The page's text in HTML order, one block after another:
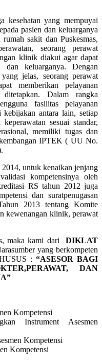
kesehatan yang mempuyai
pasien dan keluarganya
sakit dan Puskesmas,
seorang perawat
klinik diakui agar dapat
dan keluarganya. Dengan
jelas, seorang perawat
memberikan pelayanan
Dalam rangka
fasilitas pelayanan
kebijakan antara lain, setiap
sesuai standar,
memiliki tugas dan
IPTEK ( UU No.
untuk kenaikan jenjang
kompetensinya oleh
RS tahun 2012 juga
dan suratpenugasan
2013 tentang Komite
kewenangan klinik, perawat
maka kami dari DIKLAT
yang berkompeten
: “ASESOR BAGI
DAN
Kompetensi
Instrument Asesmen
Kompetensi
Kompetensi